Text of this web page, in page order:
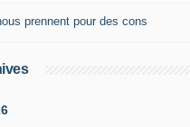
prennent pour des cons